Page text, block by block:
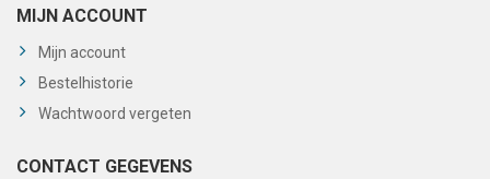
MIJN ACCOUNT
Mijn account
Bestelhistorie
Wachtwoord vergeten
CONTACT GEGEVENS